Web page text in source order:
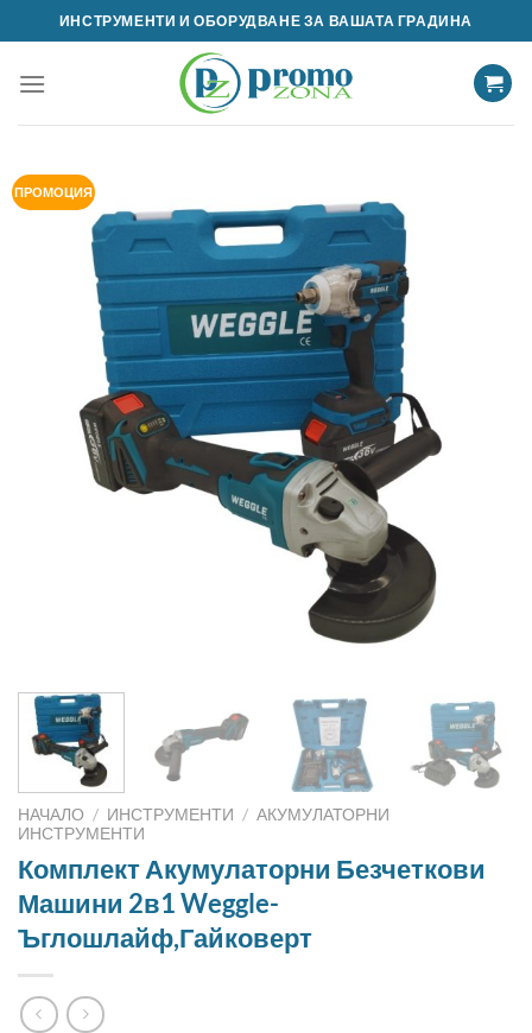
to
content
ИНСТРУМЕНТИ И ОБОРУДВАНЕ ЗА ВАШАТА ГРАДИНА
ПРОМОЦИЯ
НАЧАЛО / ИНСТРУМЕНТИ / АКУМУЛАТОРНИ
ИНСТРУМЕНТИ
Комплект Акумулаторни Безчеткови
Машини 2в1 Weggle-
Ъглошлайф,Гайковерт